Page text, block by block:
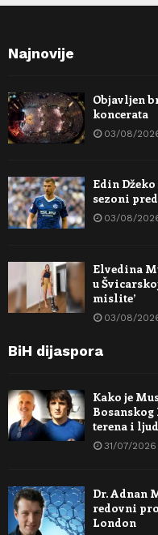
Najnovije
Objavljen
koncerata
03/08/
Edin
sezoni
03/08/
Elvedina
u
mislite’
03/08/
BiH dijaspora
Kako je
terena i
31/07/2026
Dr. Adnan
redovni
London